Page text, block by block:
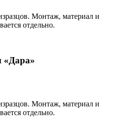
Монтаж, материал и
отдельно.
«Дара»
Монтаж, материал и
отдельно.